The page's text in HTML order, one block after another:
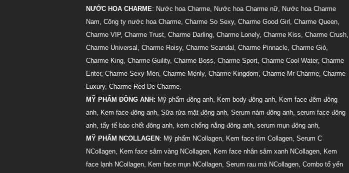
NƯỚC HOA CHARME: Nước hoa Charme, Nước hoa Charme nữ, Nước hoa Charme
Nam, Công ty nước hoa Charme, Charme So Sexy, Charme Good Girl , Charme Queen,
Charme VIP, Charme Trust, Charme Darling, Charme Lonely, Charme Kiss, Charme Crush,
Charme Universal , Charme Roisy, Charme Scandal , Charme Pinnacle, Charme Giò,
Charme King, Charme Guility, Charme Boss, Charme Sport, Charme Cool Water, Charme
Enter, Charme Sexy Men, Charme Menly, Charme Kingdom, Charme Mr Charme, Charme
Luxury, Charme Red De Charme,
MỸ PHẨM ĐÔNG ANH: Mỹ phẩm đông anh, Kem body đông anh, Kem face đêm đông
anh, Kem face đông anh, Sữa rửa mặt đông anh, Serum nám đông anh, serum face đông
anh, tẩy tế bào chết đông anh, kem chống nắng đông anh, serum mụn đông anh,
MỸ PHẨM NCOLLAGEN : Mỹ phẩm NCollagen, Kem face tím Collagen, Serum C
NCollagen, Kem face sâm vàng NCollagen, Kem face nhân sâm xanh NCollagen, Kem
face lạnh NCollagen, Kem face mụn NCollagen, Serum rau má NCollagen, Combo tổ yến